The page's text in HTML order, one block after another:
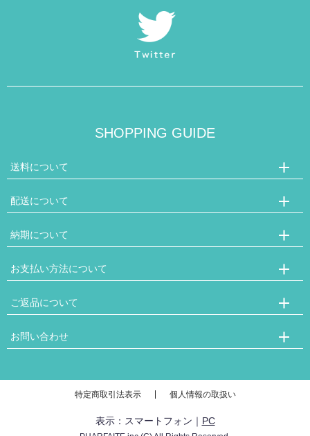
パンツはセクシーなハーフバックスタイルでヒップを引
SHOPPING GUIDE
送料について
◆国内配送/15,000円以上のお買い物で送料無料。
最速お届け便：送料無料対象外の場合、全国一律300円
配送について
◆局留めはヤマト運輸のみとなります。
ご注文時にお届け先住所欄に局留め先支店名及び支店コードを指定下さい。
日時指定なしでの通常配送が最も早くお届けする事ができます。
※お急ぎの場合は、備考欄にその旨を記載してご注文下さい。当方にて最速で
納期について
◆在庫がある商品に関しましては上記配送日数を加味した納期となります。
【ご予約商品】と記載のある商品に関しましては設定納期を商品ページ内に記
お届けの目安としてご確認ください。
そのような事が無いよう留意致しますが、納期を超える際は何卒ご容赦くださ
い。
ご返答に２～３日お時間を頂く場合も御座います。何卒ご容赦頂けますと幸い
お支払い方法について
下記のお支払方法からお選び下さい。
買物カゴでご決済可能です。
ご選択ください。
ご返品について
【当店都合の場合】
不良品や誤配送は、大変申し訳ございません。
（例）イメージ・色・サイズ違い、似合わない等の理由
お問い合わせ
〒150-0044 東京都渋谷区円山町５番５号Ｎａｖｉ渋谷Ｖ３階
MAIL：info@salondarts.com
特定商取引法表示 個人情報の取扱い
表示：スマートフォン｜ PC